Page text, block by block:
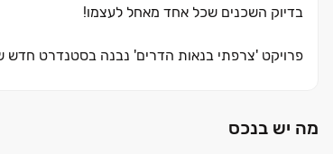
בדיוק השכנים שכל אחד מאחל לעצמו!
פרויקט 'צרפתי בנאות הדרים' נבנה בסטנדרט חדש
שונים אשר נבנו בסטנדרט אדריכלי מוקפד שתוכנן
מה יש בנכס